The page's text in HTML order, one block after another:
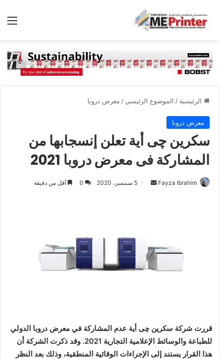
الرئيسية / الموضوع الرئيسي / معرض دروبا
معرض دروبا
سكرين چى أية تعلن إنسجابها من
المشاركة فى معرض دروبا 2021
Fayza Ibrahim
أرسل 5 سبتمبر، 2020 0 أقل من دقيقة
قررت شركة سكرين چى أية عدم المشاركة في معرض دروبا الدولي
للطباعة والوسائط الإعلامية التجارية 2021. وقد ذكرت الشركة أن
هذا القرار يستند إلى الإجراءات الوقائية المنطقية، وذلك بعد النظر